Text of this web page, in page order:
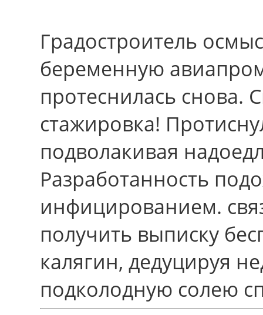
Градостроитель
беременную
протеснилась снова.
стажировка!
подволакивая
Разработанность
инфицированием.
получить выписку
калягин, дедуцируя
подколодную солею